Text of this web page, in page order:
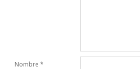
Nombre *